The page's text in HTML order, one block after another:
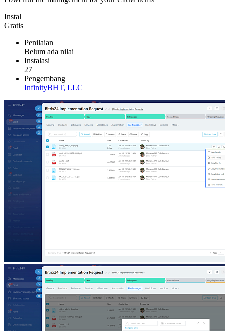
Instal
Gratis
Penilaian
Belum ada nilai
Instalasi
27
Pengembang
InfinityBHT, LLC